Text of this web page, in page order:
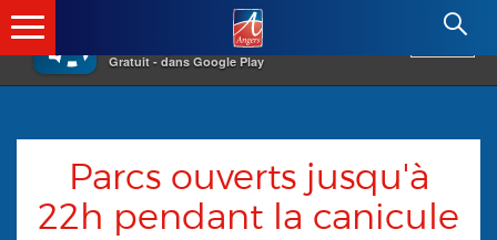
×
Gratuit - dans Google Play
Angers.fr : Retour à l'accueil
Parcs ouverts jusqu'à
22h pendant la canicule